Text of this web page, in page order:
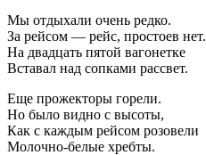
Мы отдыхали очень редко.
За рейсом — рейс, простоев нет.
На двадцать пятой вагонетке
Вставал над сопками рассвет.
Еще прожекторы горели.
Но было видно с высоты,
Как с каждым рейсом розовели
Молочно-белые хребты.